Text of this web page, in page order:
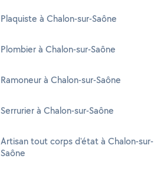
Plaquiste à Chalon-sur-Saône
Plombier à Chalon-sur-Saône
Ramoneur à Chalon-sur-Saône
Serrurier à Chalon-sur-Saône
Artisan tout corps d'état à Chalon-sur-
Saône